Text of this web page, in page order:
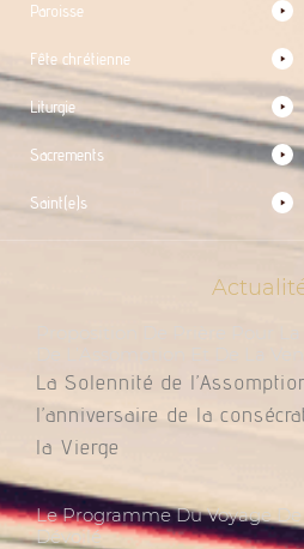
Paroisse
Fête chrétienne
Liturgie
Sacrements
Saint(e)s
La Solennité de
l’anniversaire de la
la Vierge
Le Programme Du Voyage De
Dévoilé